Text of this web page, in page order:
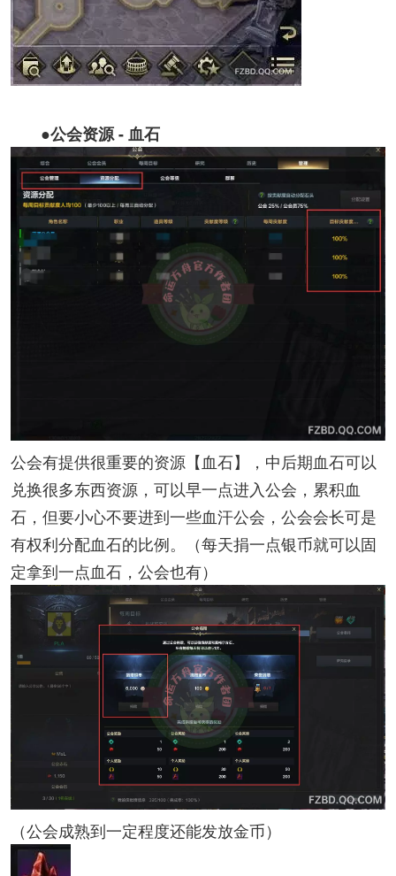
●公会资源 - 血石
公会有提供很重要的资源【血石】，中后期血石可以
兑换很多东西资源，可以早一点进入公会，累积血
石，但要小心不要进到一些血汗公会，公会会长可是
有权利分配血石的比例。（每天捐一点银币就可以固
定拿到一点血石，公会也有）
（公会成熟到一定程度还能发放金币）